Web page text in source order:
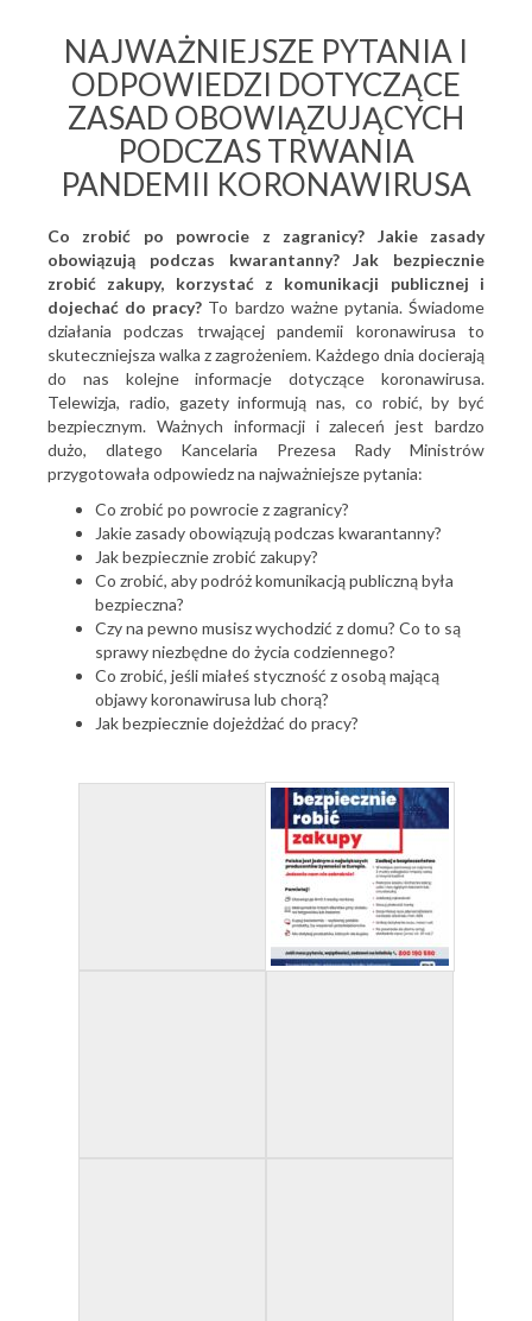
NAJWAŻNIEJSZE PYTANIA I
ODPOWIEDZI DOTYCZĄCE
ZASAD OBOWIĄZUJĄCYCH
PODCZAS TRWANIA
PANDEMII KORONAWIRUSA
Co zrobić po powrocie z zagranicy? Jakie zasady
obowiązują podczas kwarantanny? Jak bezpiecznie
zrobić zakupy, korzystać z komunikacji publicznej i
dojechać do pracy? To bardzo ważne pytania. Świadome
działania podczas trwającej pandemii koronawirusa to
skuteczniejsza walka z zagrożeniem. Każdego dnia docierają
do nas kolejne informacje dotyczące koronawirusa.
Telewizja, radio, gazety informują nas, co robić, by być
bezpiecznym. Ważnych informacji i zaleceń jest bardzo
dużo, dlatego Kancelaria Prezesa Rady Ministrów
przygotowała odpowiedz na najważniejsze pytania:
Co zrobić po powrocie z zagranicy?
Jakie zasady obowiązują podczas kwarantanny?
Jak bezpiecznie zrobić zakupy?
Co zrobić, aby podróż komunikacją publiczną była
bezpieczna?
Czy na pewno musisz wychodzić z domu? Co to są
sprawy niezbędne do życia codziennego?
Co zrobić, jeśli miałeś styczność z osobą mającą
objawy koronawirusa lub chorą?
Jak bezpiecznie dojeżdżać do pracy?